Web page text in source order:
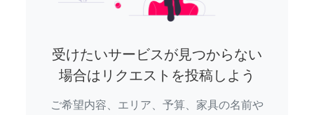
受けたいサービスが見つからない
場合はリクエストを投稿しよう
ご希望内容、エリア、予算、家具の名前や